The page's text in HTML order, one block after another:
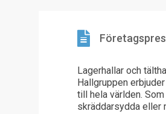
Lagerhallar och
Hallgruppen
till hela världen.
skräddarsydda eller